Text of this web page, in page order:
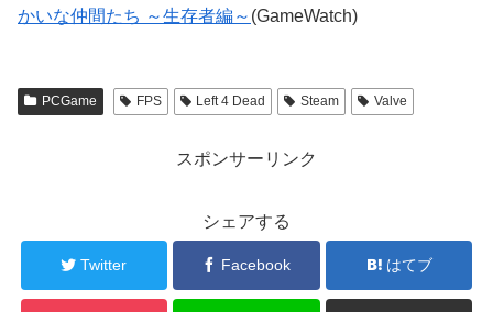
かいな仲間たち ～生存者編～ (GameWatch)
PCGame FPS Left 4 Dead Steam Valve
スポンサーリンク
シェアする
Twitter Facebook はてブ